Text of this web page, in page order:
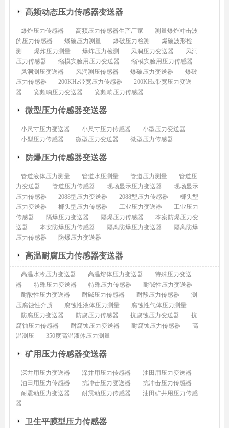
高频动态压力传感器变送器
爆炸压力传感器 高频压力传感器生产厂家
测量爆炸冲击波
的压力传感器
爆破压力测量 爆破压力检测
爆破波形检
测
爆炸压力测量 爆炸压力检测 风洞压力变送器
风洞
压力传感器
缩模实验用压力变送器
缩模实验用压力传感器
风洞测压变送器
风洞测压传感器 爆破压力变送器
爆破
压力传感器
200KHz带宽压力传感器
200KHz带宽压力变送
器
宽频响压力变送器 宽频响压力传感器
微型压力传感器变送器
小尺寸压力变送器 小尺寸压力传感器
小型压力变送器
小型压力传感器
微型压力变送器 微型压力传感器
防爆压力传感器变送器
管道液体压力测量 管道水压测量 管道压力测量
管道压
力变送器
管道压力传感器 现场显示压力变送器
现场显示
压力传感器
2088型压力变送器 2088型压力传感器
榔头型
压力变送器
榔头型压力传感器 工业压力变送器
工业压力
传感器
隔爆压力变送器 隔爆压力传感器
本案防爆压力变
送器
本安防爆压力传感器 隔离防爆压力变送器
隔离防爆
压力传感器
防爆压力变送器
高温耐腐压力传感器变送器
高温水冷压力变送器 高温熔体压力变送器
特殊压力变送
器
特殊压力变送器 特殊压力传感器
耐碱性压力变送器
耐酸性压力变送器
耐碱压力传感器 耐酸压力传感器
测
压腐蚀性介质
腐蚀性液体压力测量
腐蚀性气体压力测量
防腐压力变送器
防腐压力传感器 抗腐蚀压力变送器
抗
腐蚀压力传感器
耐腐蚀压力变送器 耐腐蚀压力传感器
高
温测压
350度高温液体压力测量
矿用压力传感器变送器
深井用压力变送器 深井用压力传感器
油田用压力变送器
油田用压力传感器
抗冲击压力变送器
抗冲击压力传感器
耐震动压力变送器
耐震动压力传感器
油田矿井用压力传感
器
卫生平膜型压力传感器